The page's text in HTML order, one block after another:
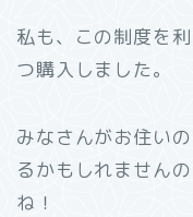
私も、この制度を
つ購入しました。
みなさんがお住い
るかもしれません
ね！